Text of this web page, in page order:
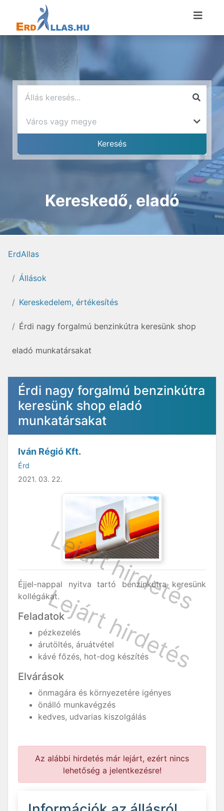
Kereskedő, eladó
ErdAllas
Állások
Kereskedelem, értékesítés
Érdi nagy forgalmú benzinkútra keresünk shop
eladó munkatársakat
Érdi nagy forgalmú benzinkútra
keresünk shop eladó
munkatársakat
Iván Régió Kft.
Érd
2021. 03. 22.
Éjjel-nappal nyitva tartó benzinkútra keresünk
kollégákat.
Feladatok
pézkezelés
árutöltés, áruátvétel
kávé főzés, hot-dog készítés
Elvárások
önmagára és környezetére igényes
önálló munkavégzés
kedves, udvarias kiszolgálás
Az alábbi hirdetés már lejárt, ezért nincs
lehetőség a jelentkezésre!